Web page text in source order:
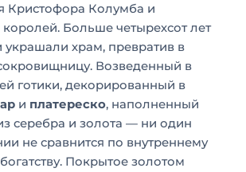
Кристофора Колумба и
королей. Больше четырехсот лет
украшали храм, превратив в
Возведенный в
готики, декорированный в
и платереско, наполненный
серебра и золота — ни один
не сравнится по внутреннему
Покрытое золотом